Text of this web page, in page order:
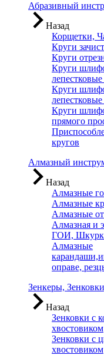
Абразивный
Назад
Корщетки,
Круги
Круги
Круги
Круги
Круги
прямого
кругов
Алмазный
Назад
Алмазные
Алмазные
Алмазные
Алмазная и
ГОИ,
Алмазные
оправе,
Зенкеры,
Назад
Зенковки с
хвостовиком
Зенковки с
хвостовиком